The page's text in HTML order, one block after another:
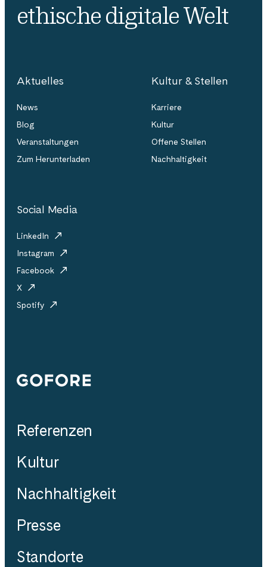
ethische digitale Welt
Aktuelles
News
Blog
Veranstaltungen
Zum Herunterladen
Kultur & Stellen
Karriere
Kultur
Offene Stellen
Nachhaltigkeit
Social Media
LinkedIn
Instagram
Facebook
X
Spotify
Gofore
Referenzen
Kultur
Nachhaltigkeit
Presse
Standorte